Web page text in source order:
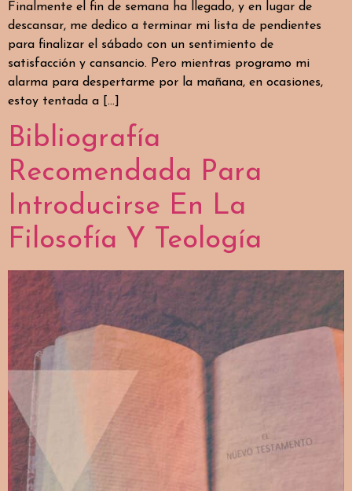
Finalmente el fin de semana ha llegado, y en lugar de
descansar, me dedico a terminar mi lista de pendientes
para finalizar el sábado con un sentimiento de
satisfacción y cansancio. Pero mientras programo mi
alarma para despertarme por la mañana, en ocasiones,
estoy tentada a […]
Bibliografía
Recomendada Para
Introducirse En La
Filosofía Y Teología